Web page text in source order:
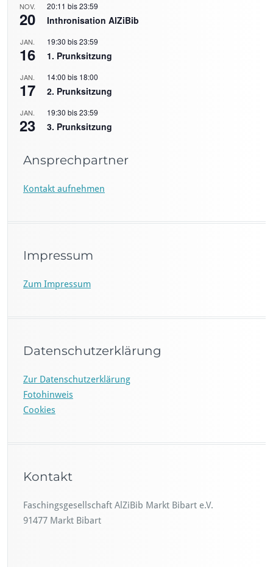
NOV.
20
20:11 bis23:59
Inthronisation AlZiBib
JAN.
16
19:30 bis23:59
1. Prunksitzung
JAN.
17
14:00 bis 18:00
2. Prunksitzung
JAN.
23
19:30 bis23:59
3. Prunksitzung
Ansprechpartner
Kontakt aufnehmen
Impressum
Zum Impressum
Datenschutzerklärung
Zur Datenschutzerklärung
Fotohinweis
Cookies
Kontakt
Faschingsgesellschaft AlZiBib Markt Bibart e.V.
91477 Markt Bibart